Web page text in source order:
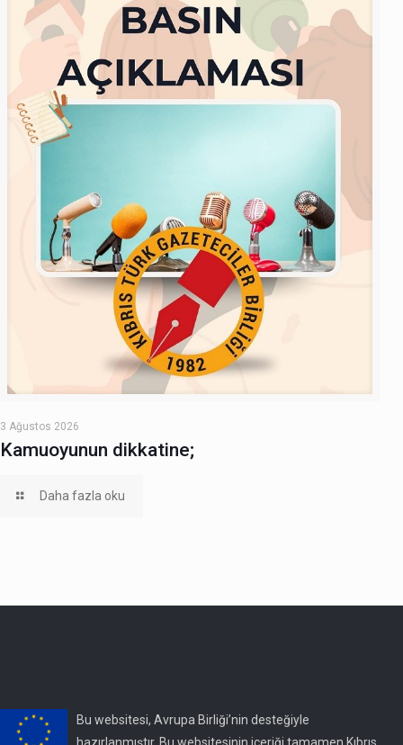
3 Ağustos 2026
Kamuoyunun dikkatine;
Daha fazla oku
Bu websitesi, Avrupa Birliği’nin desteğiyle